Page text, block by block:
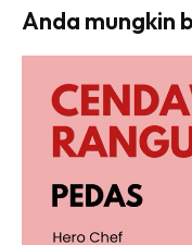
Anda mungkin